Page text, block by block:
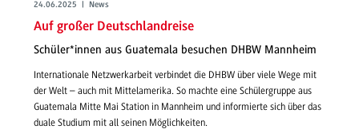
24.06.2025 | News
Auf großer Deutschlandreise
Schüler*innen aus Guatemala besuchen DHBW Mannheim
Internationale Netzwerkarbeit verbindet die DHBW über viele Wege mit
der Welt – auch mit Mittelamerika. So machte eine Schülergruppe aus
Guatemala Mitte Mai Station in Mannheim und informierte sich über das
duale Studium mit all seinen Möglichkeiten.